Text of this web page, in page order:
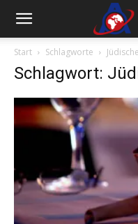
Start Schlagworte
Schlagwort: